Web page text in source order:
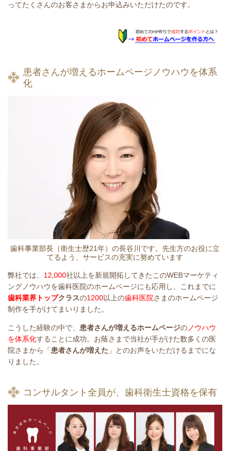
ってたくさんのお客さまからお申込みいただけたのです。
患者さんが増えるホームページノウハウを体系
化
歯科事業部長（衛生士歴21年）の長谷川です。先生方のお役に立
てるよう、サービスの充実に努めています
弊社では、 12,000社以上を新規開拓してきたこのWEBマーケティ
ングノウハウを歯科医院のホームページにも応用し、これまでに
歯科業界トップクラスの1200以上の歯科医院さまのホームページ
制作を手がけてまいりました。
こうした経験の中で、 患者さんが増えるホームページの ノウハウ
を体系化することに成功。お蔭さまで当社が手がけた数多くの医
院さまから「患者さんが増えた 」とのお声をいただけるまでにな
りました。
コンサルタント全員が、歯科衛生士資格を保有